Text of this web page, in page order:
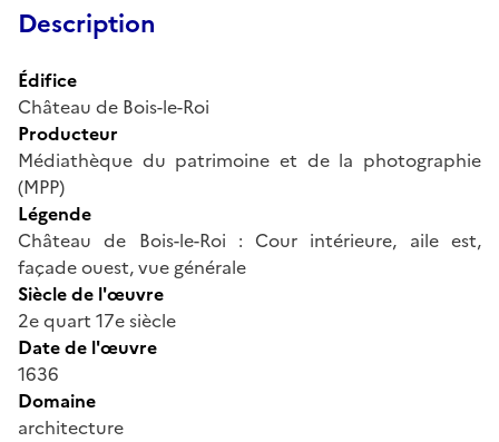
Description
Édifice
Château de Bois-le-Roi
Producteur
Médiathèque du patrimoine et de la photographie
(MPP)
Légende
Château de Bois-le-Roi : Cour intérieure, aile est,
façade ouest, vue générale
Siècle de l'œuvre
2e quart 17e siècle
Date de l'œuvre
1636
Domaine
architecture